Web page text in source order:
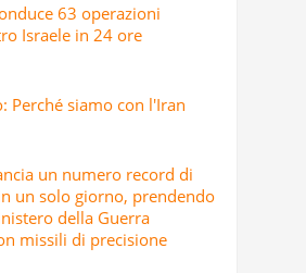
63 operazioni
Israele in 24 ore
Perché siamo con l'Iran
un numero record di
un solo giorno, prendendo
della Guerra
missili di precisione